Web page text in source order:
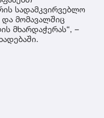
სადამკვირვებლო
და მომავალშიც
მხარდაჭერას“, –